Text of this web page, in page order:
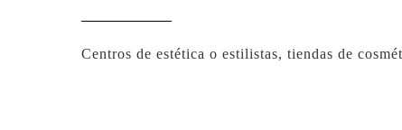
Centros de estética o estilistas, tiendas de